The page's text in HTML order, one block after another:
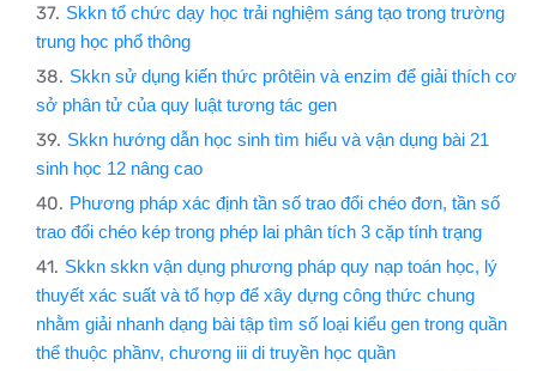
Skkn tổ chức dạy học trải nghiệm sáng tạo trong trường
trung học phổ thông
Skkn sử dụng kiến thức prôtêin và enzim để giải thích cơ
sở phân tử của quy luật tương tác gen
Skkn hướng dẫn học sinh tìm hiểu và vận dụng bài 21
sinh học 12 nâng cao
Phương pháp xác định tần số trao đổi chéo đơn, tần số
trao đổi chéo kép trong phép lai phân tích 3 cặp tính trạng
Skkn skkn vận dụng phương pháp quy nạp toán học, lý
thuyết xác suất và tổ hợp để xây dựng công thức chung
nhằm giải nhanh dạng bài tập tìm số loại kiểu gen trong quần
thể thuộc phầnv, chương iii di truyền học quần